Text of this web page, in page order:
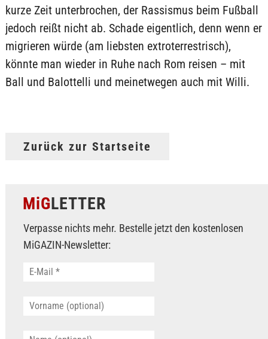
kurze Zeit unterbrochen, der Rassismus beim Fußball
jedoch reißt nicht ab. Schade eigentlich, denn wenn er
migrieren würde (am liebsten extroterrestrisch),
könnte man wieder in Ruhe nach Rom reisen – mit
Ball und Balottelli und meinetwegen auch mit Willi.
Zurück zur Startseite
MiGLETTER
Verpasse nichts mehr. Bestelle jetzt den kostenlosen
MiGAZIN-Newsletter: